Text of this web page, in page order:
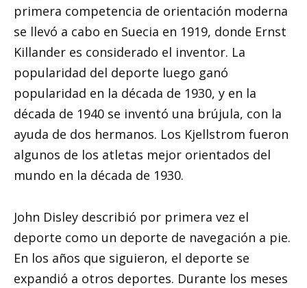
primera competencia de orientación moderna
se llevó a cabo en Suecia en 1919, donde Ernst
Killander es considerado el inventor. La
popularidad del deporte luego ganó
popularidad en la década de 1930, y en la
década de 1940 se inventó una brújula, con la
ayuda de dos hermanos. Los Kjellstrom fueron
algunos de los atletas mejor orientados del
mundo en la década de 1930.
John Disley describió por primera vez el
deporte como un deporte de navegación a pie.
En los años que siguieron, el deporte se
expandió a otros deportes. Durante los meses